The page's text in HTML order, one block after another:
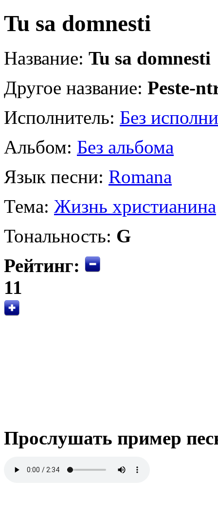
Tu sa domnesti
Название: Tu sa domnesti
Другое название: Peste-
Исполнитель: Без
Альбом: Без альбома
Язык песни: Romana
Тема: Жизнь христианина
Тональность: G
Рейтинг:
11
Прослушать пример